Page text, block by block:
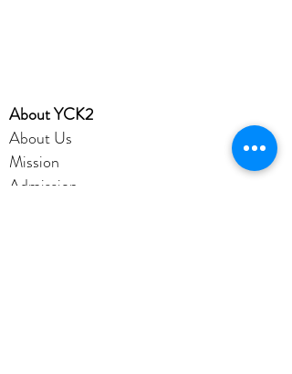
​About YCK2
About Us
Mission
Admission